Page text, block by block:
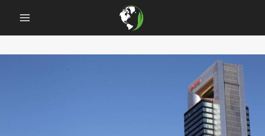
content